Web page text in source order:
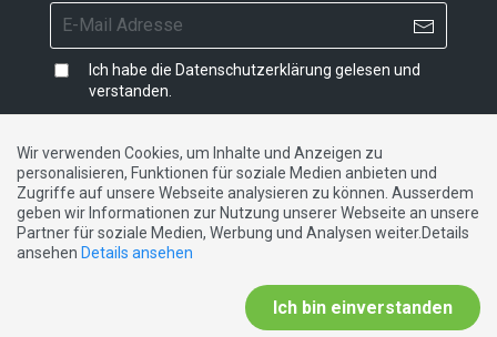
Ich habe die Datenschutzerklärung gelesen und
verstanden.
Impressum|Datenschutzerklärung|Kontakt
DE FR IT
Wir verwenden Cookies, um Inhalte und Anzeigen zu
personalisieren, Funktionen für soziale Medien anbieten und
Zugriffe auf unsere Webseite analysieren zu können. Ausserdem
geben wir Informationen zur Nutzung unserer Webseite an unsere
Partner für soziale Medien, Werbung und Analysen weiter.Details
ansehen Details ansehen
Ich bin einverstanden